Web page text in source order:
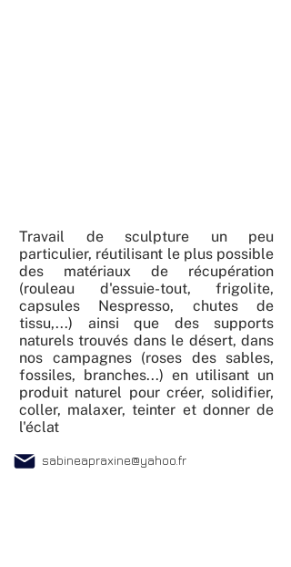
Travail de sculpture un peu
particulier, réutilisant le plus possible
des matériaux de récupération
(rouleau d'essuie-tout, frigolite,
capsules Nespresso, chutes de
tissu,...) ainsi que des supports
naturels trouvés dans le désert, dans
nos campagnes (roses des sables,
fossiles, branches...) en utilisant un
produit naturel pour créer, solidifier,
coller, malaxer, teinter et donner de
l'éclat
sabineapraxine@yahoo.fr